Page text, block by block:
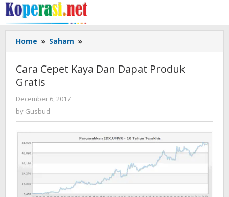
Skip
to
content
Home » Saham »
Cepet
Dan
Cara Cepet Kaya Dan Dapat Produk
Gratis
December 6, 2017
by Gusbud